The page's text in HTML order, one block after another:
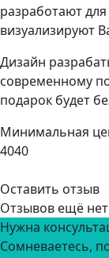
разработают
визуализируют
Дизайн
современному
подарок будет
Минимальная
4040
Оставить отзыв
Отзывов ещё
Нужна
Сомневаетесь,